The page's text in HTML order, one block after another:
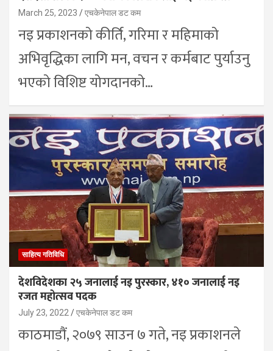
March 25, 2023 एचकेनेपाल डट कम
नइ प्रकाशनको कीर्ति, गरिमा र महिमाको
अभिवृद्धिका लागि मन, वचन र कर्मबाट पुर्याउनु
भएको विशिष्ट योगदानको…
साहित्य गतिविधि
देशविदेशका २५ जनालाई नइ पुरस्कार, ४१० जनालाई नइ
रजत महोत्सव पदक
July 23, 2022 एचकेनेपाल डट कम
काठमाडौं, २०७९ साउन ७ गते, नइ प्रकाशनले